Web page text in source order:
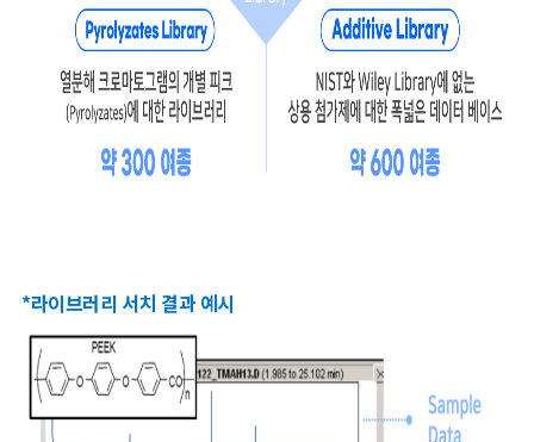
*라이브러리 서치 결과 예시